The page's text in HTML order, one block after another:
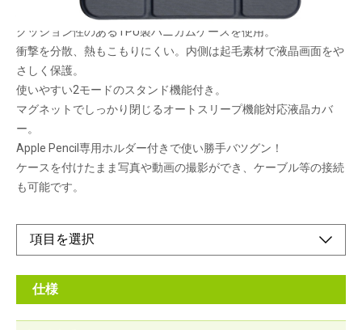
ハニカム構造ケースが外部からの衝撃を吸収！
クッション性のあるTPU製ハニカムケースを使用。
衝撃を分散、熱もこもりにくい。内側は起毛素材で液晶画面をや
さしく保護。
使いやすい2モードのスタンド機能付き。
マグネットでしっかり閉じるオートスリープ機能対応液晶カバ
ー。
Apple Pencil専用ホルダー付きで使い勝手バツグン！
ケースを付けたまま写真や動画の撮影ができ、ケーブル等の接続
も可能です。
仕様